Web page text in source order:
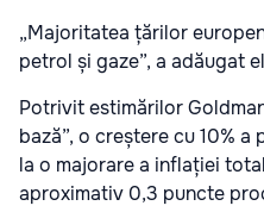
„Majoritatea țărilor
petrol și gaze”, a adăugat
Potrivit estimărilor
bază”, o creștere cu 10%
la o majorare a inflației
aproximativ 0,3 puncte